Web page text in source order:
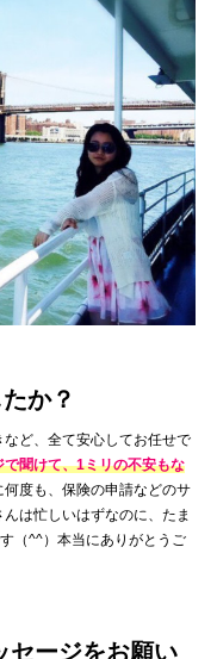
か？
ど、全て安心してお任せで
聞けて、1ミリの不安もな
度も、保険の申請などのサ
は忙しいはずなのに、たま
（^^）本当にありがとうご
セージをお願い